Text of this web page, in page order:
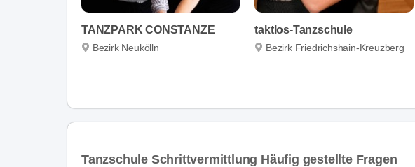
TANZPARK CONSTANZE
Bezirk Neukölln
taktlos-Tanzschule
Bezirk Friedrichshain-Kreuzberg
Tanzschule Schrittvermittlung Häufig gestellte Fragen